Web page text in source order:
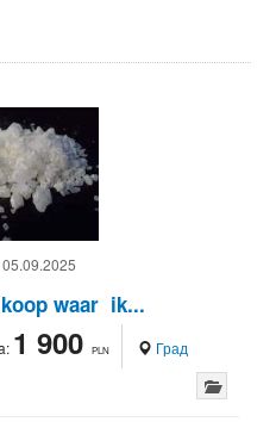
05.09.2025
waar ik...
1 900 PLN Град